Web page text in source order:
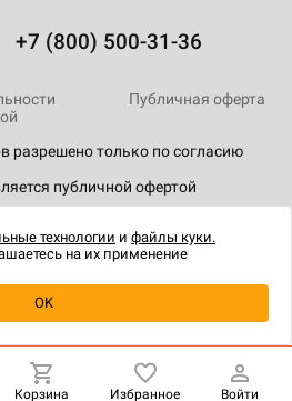
Купить
+7 (800) 500-31-36
разрешено только по согласию
публичной офертой
Публичная оферта
Корзина Избранное Войти
технологии и файлы куки.
на их применение
OK